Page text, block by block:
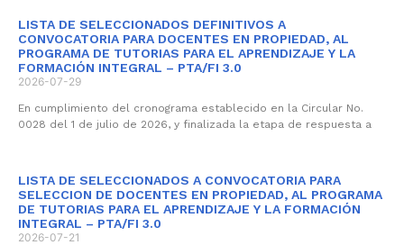
LISTA DE SELECCIONADOS DEFINITIVOS A
CONVOCATORIA PARA DOCENTES EN PROPIEDAD, AL
PROGRAMA DE TUTORIAS PARA EL APRENDIZAJE Y LA
FORMACIÓN INTEGRAL – PTA/FI 3.0
2026-07-29
En cumplimiento del cronograma establecido en la Circular No.
0028 del 1 de julio de 2026, y finalizada la etapa de respuesta a
LISTA DE SELECCIONADOS A CONVOCATORIA PARA
SELECCION DE DOCENTES EN PROPIEDAD, AL PROGRAMA
DE TUTORIAS PARA EL APRENDIZAJE Y LA FORMACIÓN
INTEGRAL – PTA/FI 3.0
2026-07-21